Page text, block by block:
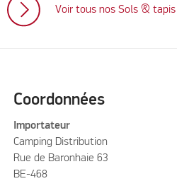
Voir tous nos Sols & tapis
Coordonnées
Importateur
Camping Distribution
Rue de Baronhaie 63
BE-468